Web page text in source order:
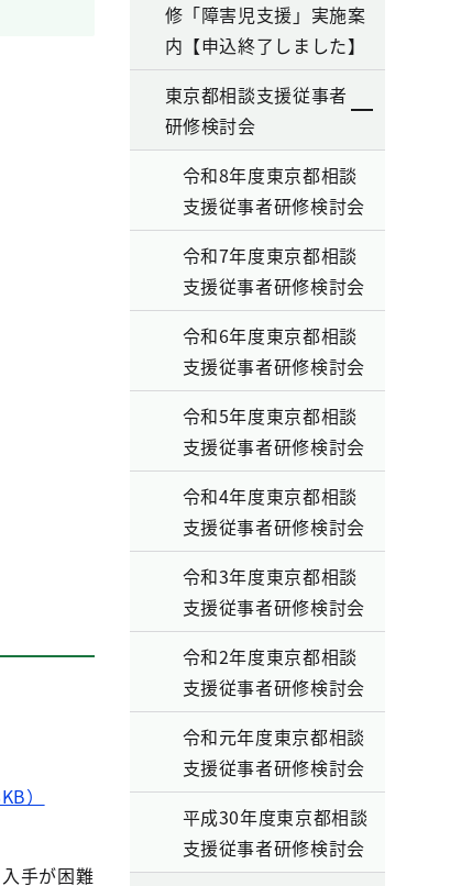
）
手が困難
修「障害児支援」実施案
内【申込終了しました】
東京都相談支援従事者
研修検討会
令和8年度東京都相談
支援従事者研修検討会
令和7年度東京都相談
支援従事者研修検討会
令和6年度東京都相談
支援従事者研修検討会
令和5年度東京都相談
支援従事者研修検討会
令和4年度東京都相談
支援従事者研修検討会
令和3年度東京都相談
支援従事者研修検討会
令和2年度東京都相談
支援従事者研修検討会
令和元年度東京都相談
支援従事者研修検討会
平成30年度東京都相談
支援従事者研修検討会